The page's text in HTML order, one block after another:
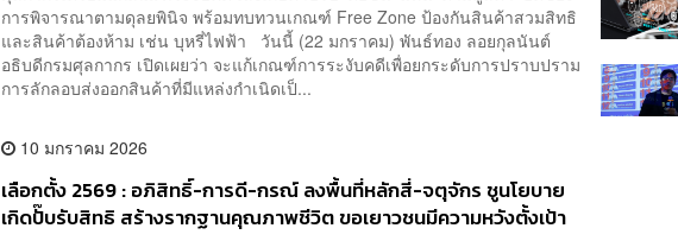
การพิจารณาตามดุลยพินิจ พร้อมทบทวนเกณฑ์ Free Zone ป้องกันสินค้าสวมสิทธิ
และสินค้าต้องห้าม เช่น บุหรี่ไฟฟ้า วันนี้ (22 มกราคม) พันธ์ทอง ลอยกุลนันต์
อธิบดีกรมศุลกากร เปิดเผยว่า จะแก้เกณฑ์การระงับคดีเพื่อยกระดับการปราบปราม
การลักลอบส่งออกสินค้าที่มีแหล่งกำเนิดเป็...
10 มกราคม 2026
เลือกตั้ง 2569 : อภิสิทธิ์-การดี-กรณ์ ลงพื้นที่หลักสี่-จตุจักร ชูนโยบาย
เกิดปั๊บรับสิทธิ สร้างรากฐานคุณภาพชีวิต ขอเยาวชนมีความหวังตั้งเป้า